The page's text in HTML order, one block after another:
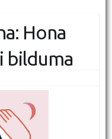
Hona
bilduma